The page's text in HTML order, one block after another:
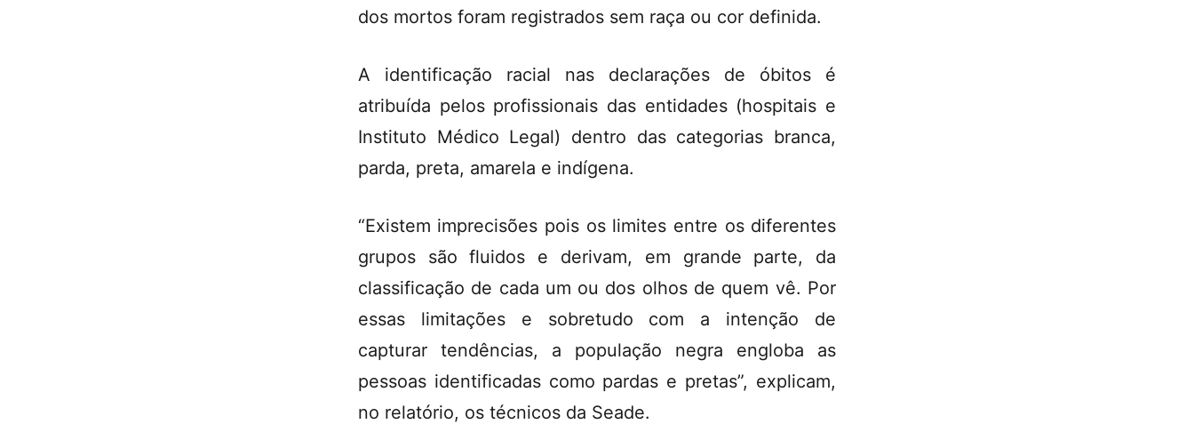
dos mortos foram registrados sem raça ou cor definida.
A identificação racial nas declarações de óbitos é
atribuída pelos profissionais das entidades (hospitais e
Instituto Médico Legal) dentro das categorias branca,
parda, preta, amarela e indígena.
“Existem imprecisões pois os limites entre os diferentes
grupos são fluidos e derivam, em grande parte, da
classificação de cada um ou dos olhos de quem vê. Por
essas limitações e sobretudo com a intenção de
capturar tendências, a população negra engloba as
pessoas identificadas como pardas e pretas”, explicam,
no relatório, os técnicos da Seade.